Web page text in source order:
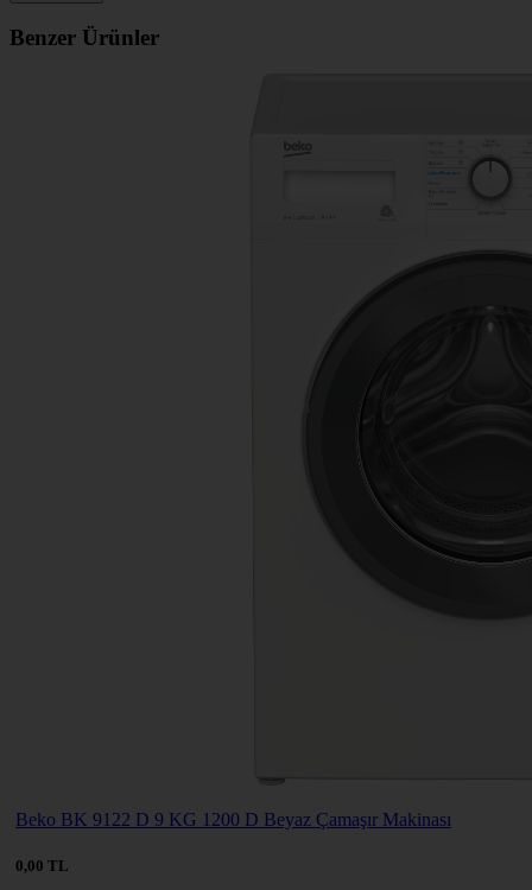
Benzer Ürünler
Beko BK 9122 D 9 KG 1200 D Beyaz Çamaşır Makinası
0,00 TL